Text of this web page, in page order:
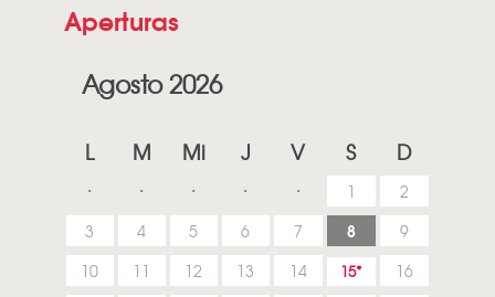
Aperturas
Agosto 2026
L M Mi J V S D
1
2
3
4 5 6 7 8
9
10
11 12 13 14 15
16